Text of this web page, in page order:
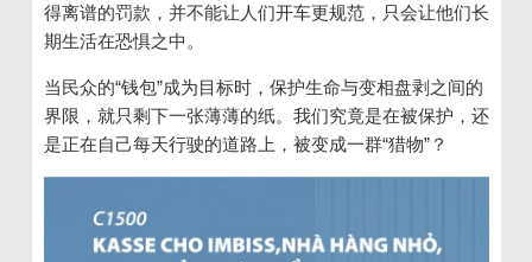
得离谱的罚款，并不能让人们开车更规范，只会让他们长
期生活在恐惧之中。
当民众的“钱包”成为目标时，保护生命与变相盘剥之间的
界限，就只剩下一张薄薄的纸。我们究竟是在被保护，还
是正在自己每天行驶的道路上，被变成一群“猎物”？